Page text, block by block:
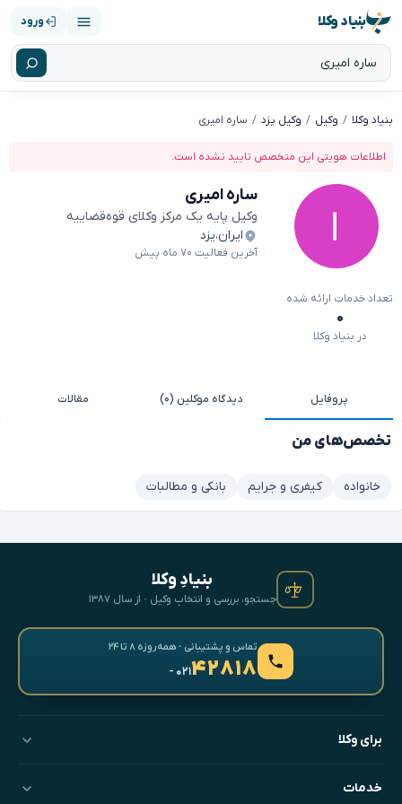
بنیاد وکلا ورود
بنیاد وکلا وکیل وکیل یزد ساره امیری
اطلاعات هویتی این متخصص تایید نشده است.
ساره امیری
وکیل پایه یک مرکز وکلای قوه‌قضاییه
ایران،یزد
آخرین فعالیت ۷۰ ماه پیش
تعداد خدمات ارائه شده
۰
در بنیاد وکلا
پروفایل دیدگاه موکلین (۰) مقالات
تخصص‌های من
خانواده کیفری و جرایم بانکی و مطالبات
بنیادِ وکلا
جستجو، بررسی و انتخابِ وکیل · از سال ۱۳۸۷
تماس و پشتیبانی · همه‌روزه ۸ تا ۲۴
۴۲۸۱۸- ۰۲۱
برای وکلا
خدمات